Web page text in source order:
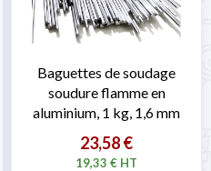
Baguettes de soudage
soudure flamme en
aluminium, 1 kg, 1,6 mm
23,58 €
19,33 € HT